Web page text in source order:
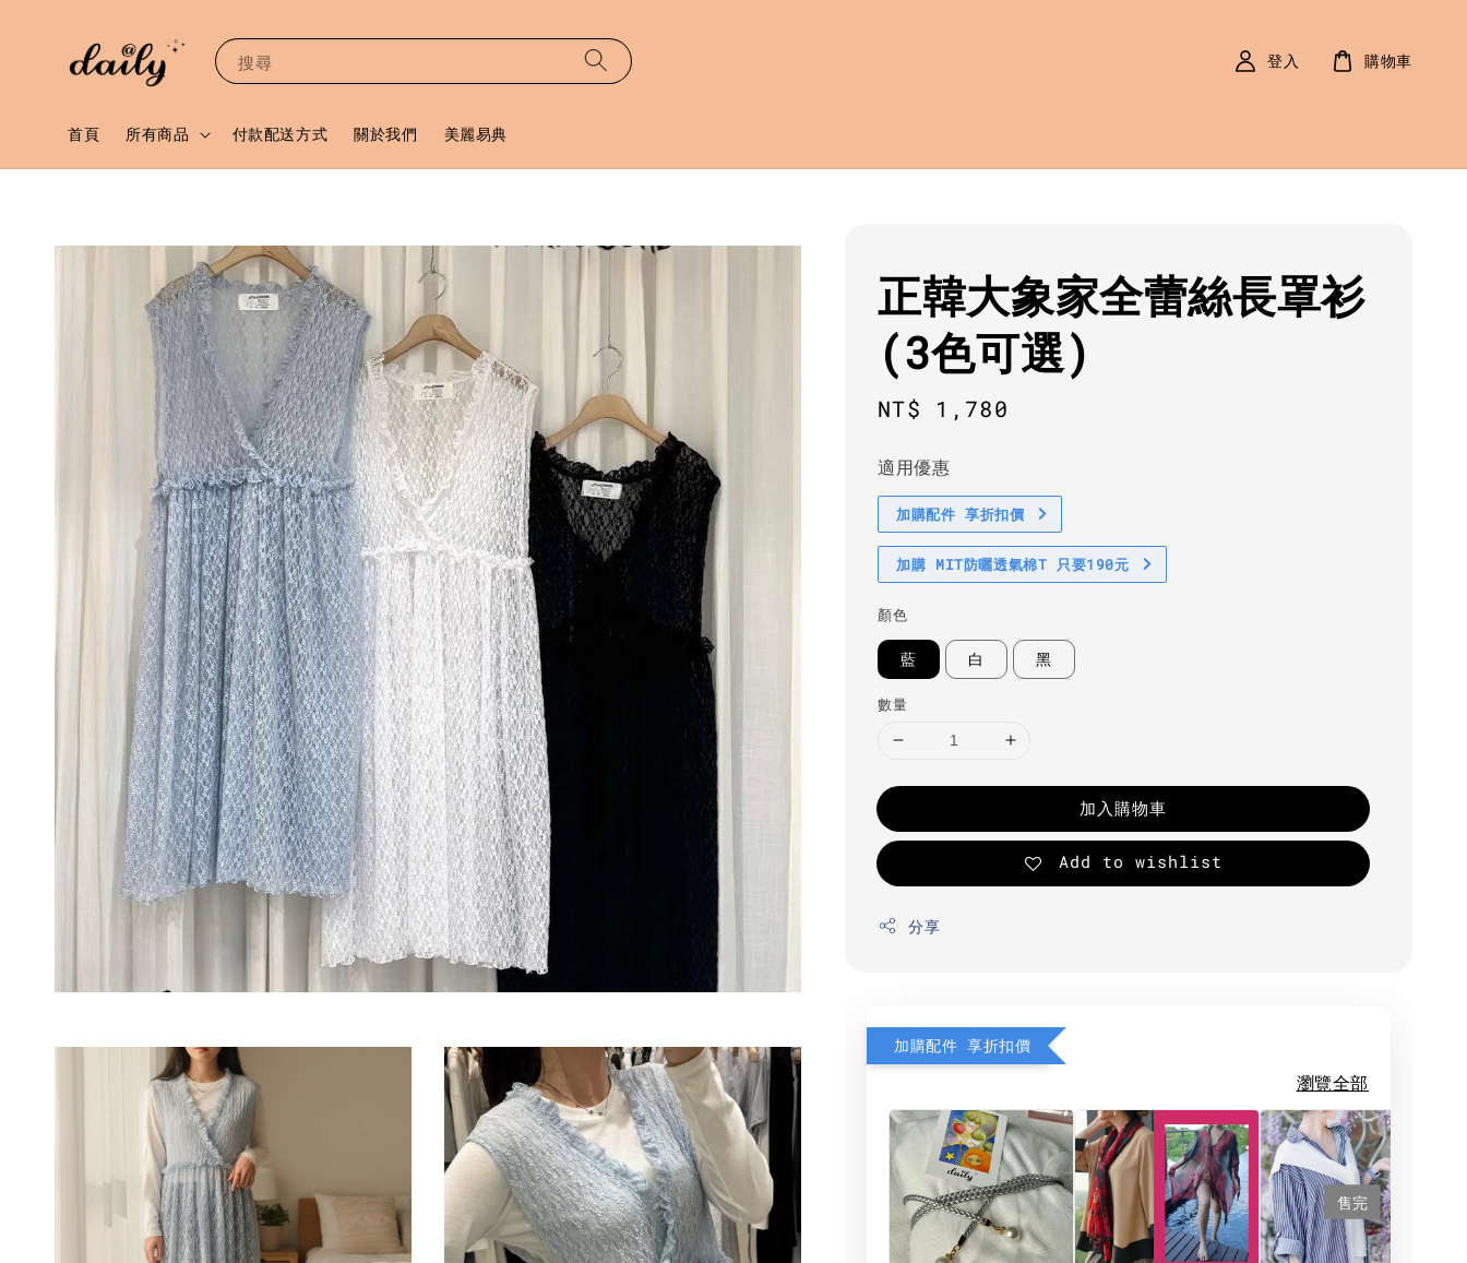
搜尋
首頁 所有商品 付款配送方式 關於我們 美麗易典
登入 購物車
正韓大象家全蕾絲長罩衫
(3色可選)
Regular
NT$ 1,780
適用優惠
加購配件 享折扣價
加購 MIT防曬透氣棉T 只要190元
顏色
藍 白 黑
數量
加入購物車
Add to wishlist
分享
加購配件 享折扣價
瀏覽全部
售完